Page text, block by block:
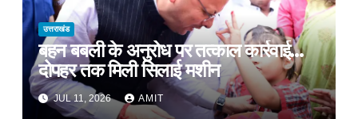
उत्तराखंड
बहन बबली के अनुरोध पर तत्काल कार्रवाई…
दोपहर तक मिली सिलाई मशीन
JUL 11, 2026 AMIT